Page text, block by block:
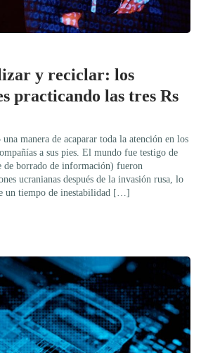
y reciclar: los
practicando las tres Rs
manera de acaparar toda la atención en los
a sus pies. El mundo fue testigo de
de borrado de información) fueron
ucranianas después de la invasión rusa, lo
un tiempo de inestabilidad […]